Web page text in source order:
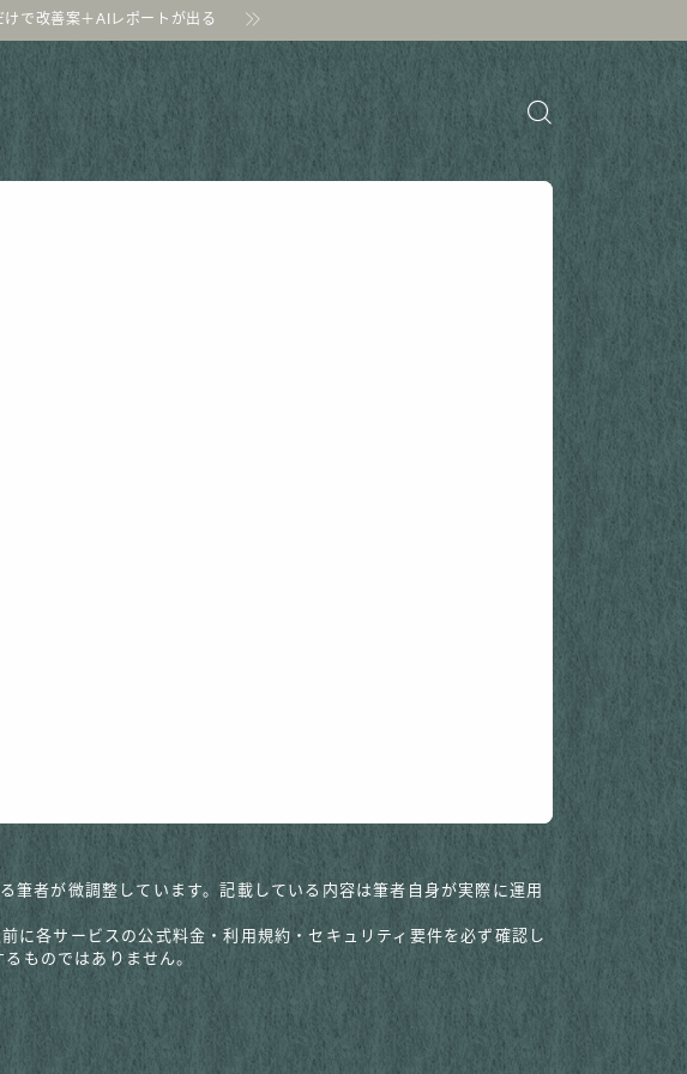
で改善案＋AIレポートが出る
者が微調整しています。記載している内容は筆者自身が実際に運用
各サービスの公式料金・利用規約・セキュリティ要件を必ず確認し
ものではありません。